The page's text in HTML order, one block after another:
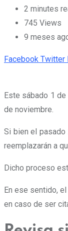
2 minutes
745 Views
9 meses
Facebook Twitter
Este sábado 1
de noviembre.
Si bien el
reemplazarán a
Dicho proceso
En ese sentido,
en caso de ser